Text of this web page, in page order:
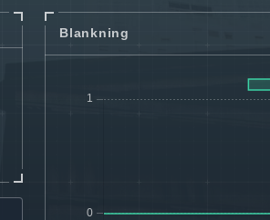
Blankning